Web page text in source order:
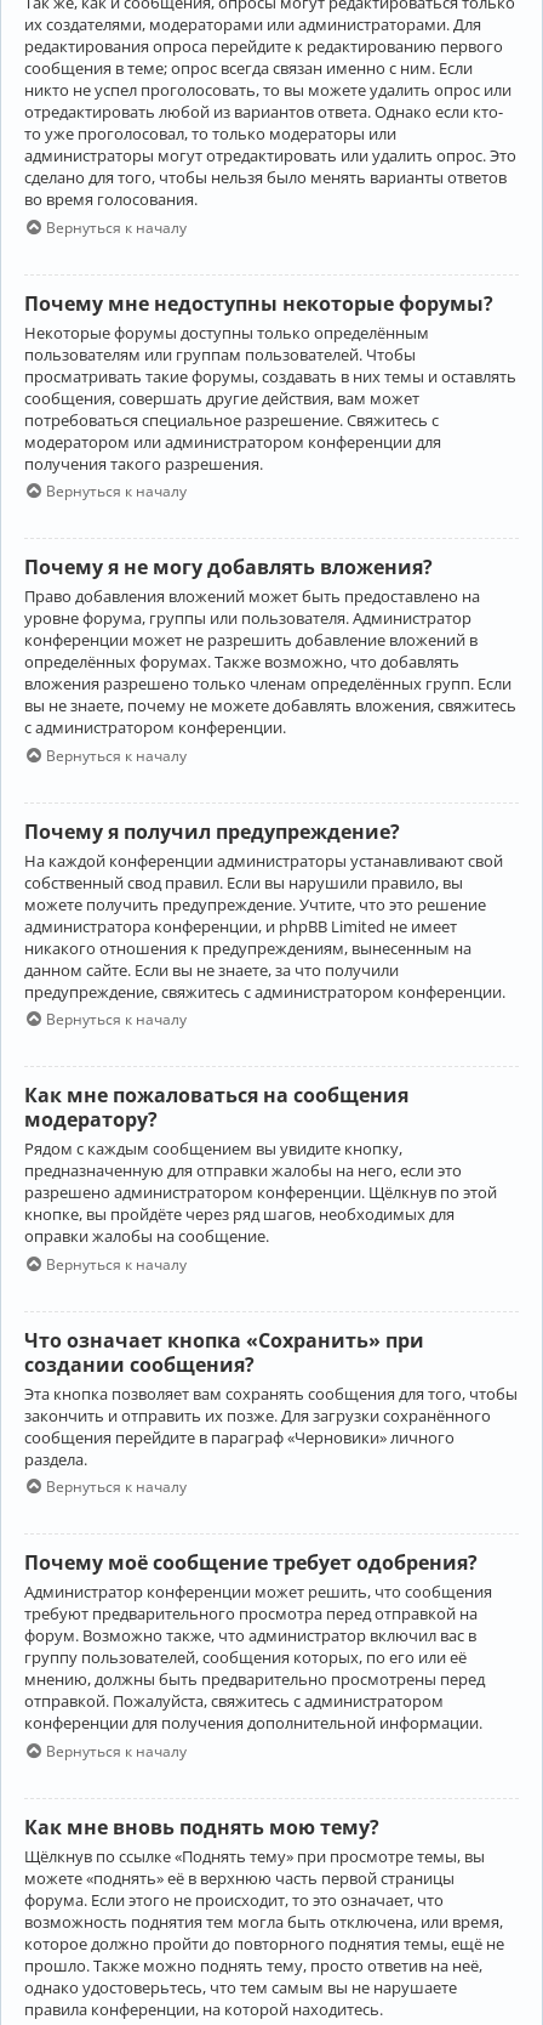
их создателями, модераторами или администраторами. Для
редактирования опроса перейдите к редактированию первого
сообщения в теме; опрос всегда связан именно с ним. Если
никто не успел проголосовать, то вы можете удалить опрос или
отредактировать любой из вариантов ответа. Однако если кто-
то уже проголосовал, то только модераторы или
администраторы могут отредактировать или удалить опрос. Это
сделано для того, чтобы нельзя было менять варианты ответов
во время голосования.
Вернуться к началу
Почему мне недоступны некоторые форумы?
Некоторые форумы доступны только определённым
пользователям или группам пользователей. Чтобы
просматривать такие форумы, создавать в них темы и оставлять
сообщения, совершать другие действия, вам может
потребоваться специальное разрешение. Свяжитесь с
модератором или администратором конференции для
получения такого разрешения.
Вернуться к началу
Почему я не могу добавлять вложения?
Право добавления вложений может быть предоставлено на
уровне форума, группы или пользователя. Администратор
конференции может не разрешить добавление вложений в
определённых форумах. Также возможно, что добавлять
вложения разрешено только членам определённых групп. Если
вы не знаете, почему не можете добавлять вложения, свяжитесь
с администратором конференции.
Вернуться к началу
Почему я получил предупреждение?
На каждой конференции администраторы устанавливают свой
собственный свод правил. Если вы нарушили правило, вы
можете получить предупреждение. Учтите, что это решение
администратора конференции, и phpBB Limited не имеет
никакого отношения к предупреждениям, вынесенным на
данном сайте. Если вы не знаете, за что получили
предупреждение, свяжитесь с администратором конференции.
Вернуться к началу
Как мне пожаловаться на сообщения
модератору?
Рядом с каждым сообщением вы увидите кнопку,
предназначенную для отправки жалобы на него, если это
разрешено администратором конференции. Щёлкнув по этой
кнопке, вы пройдёте через ряд шагов, необходимых для
оправки жалобы на сообщение.
Вернуться к началу
Что означает кнопка «Сохранить» при
создании сообщения?
Эта кнопка позволяет вам сохранять сообщения для того, чтобы
закончить и отправить их позже. Для загрузки сохранённого
сообщения перейдите в параграф «Черновики» личного
раздела.
Вернуться к началу
Почему моё сообщение требует одобрения?
Администратор конференции может решить, что сообщения
требуют предварительного просмотра перед отправкой на
форум. Возможно также, что администратор включил вас в
группу пользователей, сообщения которых, по его или её
мнению, должны быть предварительно просмотрены перед
отправкой. Пожалуйста, свяжитесь с администратором
конференции для получения дополнительной информации.
Вернуться к началу
Как мне вновь поднять мою тему?
Щёлкнув по ссылке «Поднять тему» при просмотре темы, вы
можете «поднять» её в верхнюю часть первой страницы
форума. Если этого не происходит, то это означает, что
возможность поднятия тем могла быть отключена, или время,
которое должно пройти до повторного поднятия темы, ещё не
прошло. Также можно поднять тему, просто ответив на неё,
однако удостоверьтесь, что тем самым вы не нарушаете
правила конференции, на которой находитесь.